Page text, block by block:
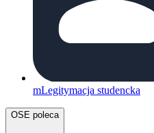
mLegitymacja studencka
OSE poleca